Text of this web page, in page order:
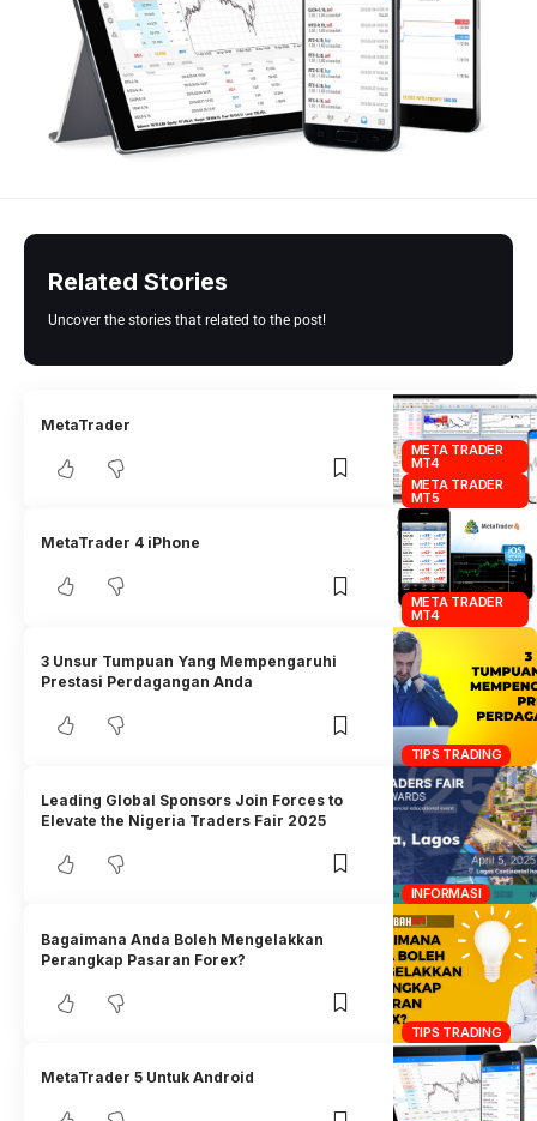
Related Stories
Uncover the stories that related to the post!
META TRADER
MT4
META TRADER
MT5
MetaTrader
META TRADER
MT4
MetaTrader 4 iPhone
TIPS TRADING
3 Unsur Tumpuan Yang Mempengaruhi
Prestasi Perdagangan Anda
INFORMASI
Leading Global Sponsors Join Forces to
Elevate the Nigeria Traders Fair 2025
TIPS TRADING
Bagaimana Anda Boleh Mengelakkan
Perangkap Pasaran Forex?
MetaTrader 5 Untuk Android